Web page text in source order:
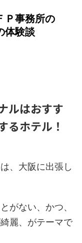
Ｐ事務所の
体験談
ルはおすす
るホテル！
、大阪に出張し
がない、かつ、
麗、がテーマで